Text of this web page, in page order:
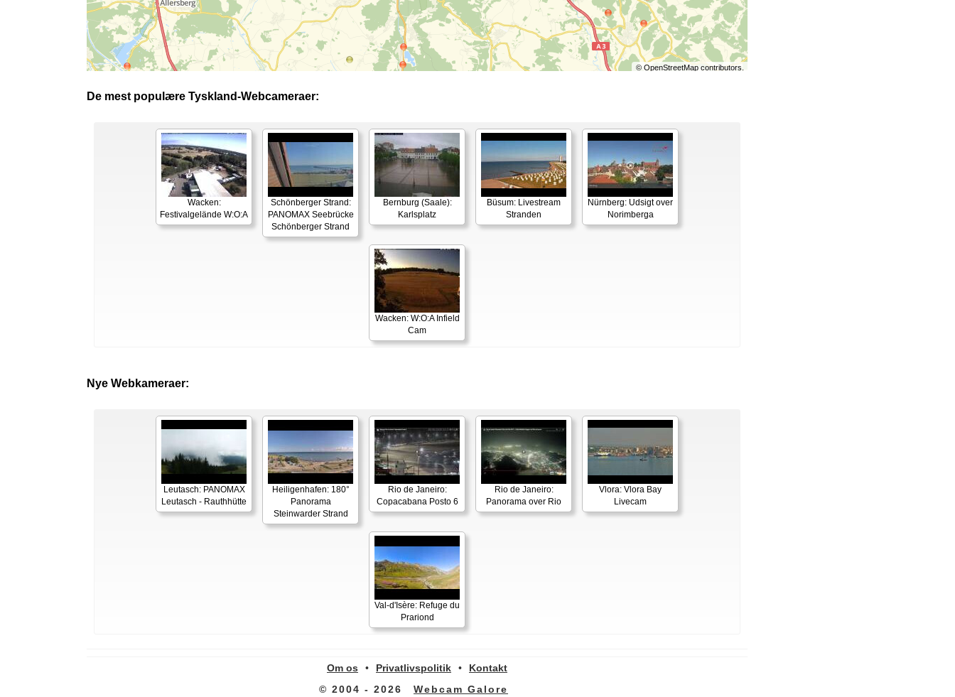
© OpenStreetMapcontributors.
De mest populære Tyskland-Webcameraer:
Wacken:
Festivalgelände W:O:A
Schönberger Strand:
PANOMAX Seebrücke
Schönberger Strand
Bernburg (Saale):
Karlsplatz
Büsum: Livestream
Stranden
Nürnberg: Udsigt over
Norimberga
Wacken: W:O:A Infield
Cam
Nye Webkameraer:
Leutasch: PANOMAX
Leutasch - Rauthhütte
Heiligenhafen: 180°
Panorama
Steinwarder Strand
Rio de Janeiro:
Copacabana Posto 6
Rio de Janeiro:
Panorama over Rio
Vlora: Vlora Bay
Livecam
Val-d'Isère: Refuge du
Prariond
Om os • Privatlivspolitik •
Kontakt
© 2004 - 2026
Webcam Galore